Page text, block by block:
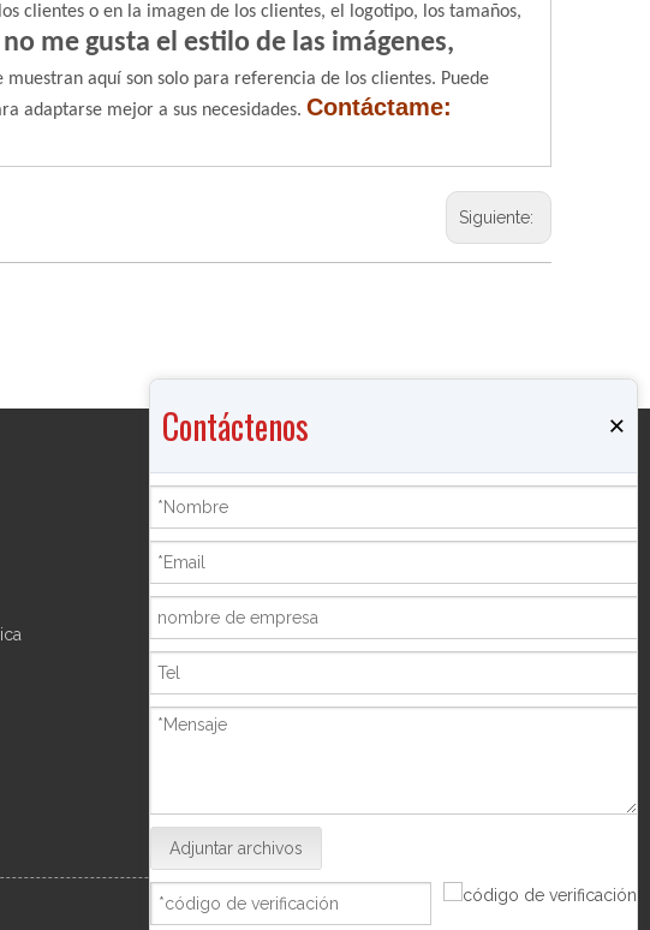
clientes o en la imagen de los clientes, el logotipo, los tamaños,
no me gusta el estilo de las imágenes,
muestran aquí son solo para referencia de los clientes. Puede
adaptarse mejor a sus necesidades. Contáctame:
Siguiente:
Productos
Quemador de incienso
Marco de la foto
Shisha Hookah
Contáctenos ×
Adjuntar archivos